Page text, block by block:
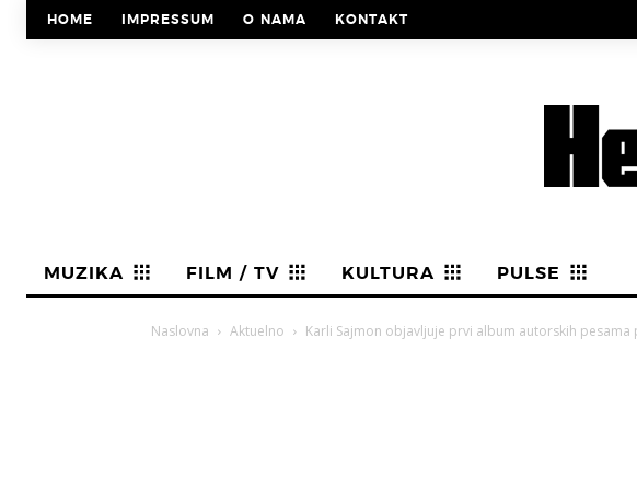
HOME IMPRESSUM O NAMA KONTAKT
MUZIKA FILM / TV KULTURA PULSE
Naslovna Aktuelno Karli Sajmon objavljuje prvi album autorskih pesama